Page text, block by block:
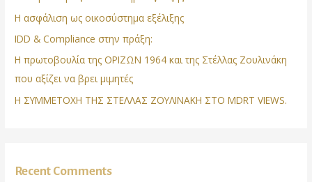
Η ασφάλιση ως οικοσύστημα εξέλιξης
IDD & Compliance στην πράξη:
Η πρωτοβουλία της ΟΡΙΖΩΝ 1964 και της Στέλλας Ζουλινάκη
που αξίζει να βρει μιμητές
Η ΣΥΜΜΕΤΟΧΗ ΤΗΣ ΣΤΕΛΛΑΣ ΖΟΥΛΙΝΑΚΗ ΣΤΟ MDRT VIEWS.
Recent Comments